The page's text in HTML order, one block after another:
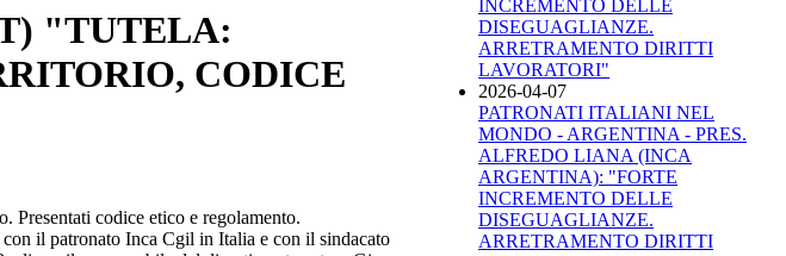
"TUTELA:
CODICE
Presentati codice etico e regolamento.
il patronato Inca Cgil in Italia e con il sindacato
INCREMENTO DELLE
DISEGUAGLIANZE.
ARRETRAMENTO DIRITTI
LAVORATORI"
2026-04-07
PATRONATI ITALIANI NEL
MONDO - ARGENTINA - PRES.
ALFREDO LIANA (INCA
ARGENTINA): "FORTE
INCREMENTO DELLE
DISEGUAGLIANZE.
ARRETRAMENTO DIRITTI